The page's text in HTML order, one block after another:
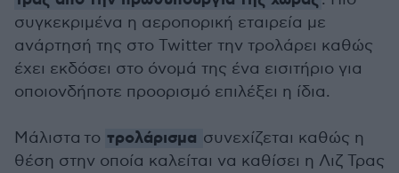
συγκεκριμένα η αεροπορική εταιρεία με
ανάρτησή της στο Twitter την τρολάρει καθώς
έχει εκδόσει στο όνομά της ένα εισιτήριο για
οποιονδήποτε προορισμό επιλέξει η ίδια.
Μάλιστα το τρολάρισμα συνεχίζεται καθώς η
θέση στην οποία καλείται να καθίσει η Λιζ Τρας